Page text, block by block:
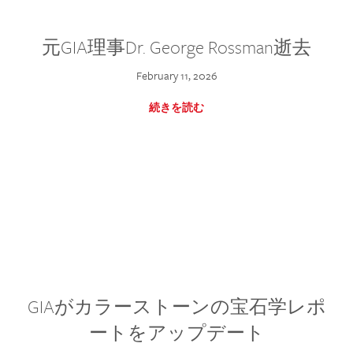
元GIA理事Dr. George Rossman逝去
February 11, 2026
続きを読む
GIAがカラーストーンの宝石学レポ
ートをアップデート